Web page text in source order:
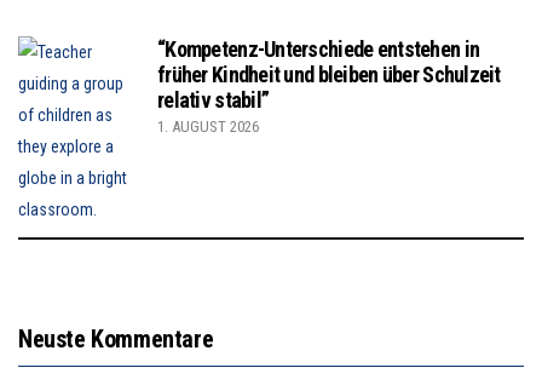
“Kompetenz-Unterschiede entstehen in
früher Kindheit und bleiben über Schulzeit
relativ stabil”
1. AUGUST 2026
Neuste Kommentare